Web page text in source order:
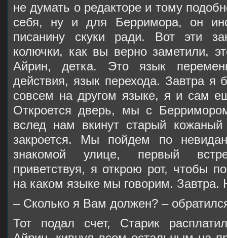
не думать о редакторе и тому
себя, ну и для Берримора, он
писанину скуки ради. Вот эти
колючки, как вы верно заметили,
Айрин, детка. Это язык
действия, язык перехода. Завтра я
совсем на другом языке, я и сам
Откроется дверь, мы с
вслед нам вкинут старый
закроется. Мы пойдем по
знакомой улице, первый
приветствуя, я открою рот, чтобы
на каком языке мы говорим. Завтра.
– Сколько я Вам должен? –
Тот подал счет, Старик